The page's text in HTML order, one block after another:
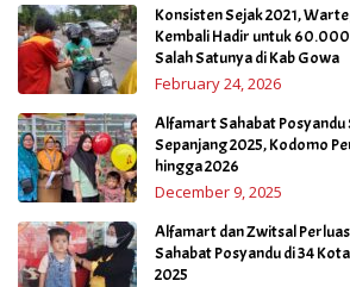
Konsisten Sejak 2021,
Kembali Hadir untuk
Salah Satunya di Kab Gowa
February 24, 2026
Alfamart Sahabat
Sepanjang 2025, Kodomo
hingga 2026
December 9, 2025
Alfamart dan Zwitsal
Sahabat Posyandu di 34
2025